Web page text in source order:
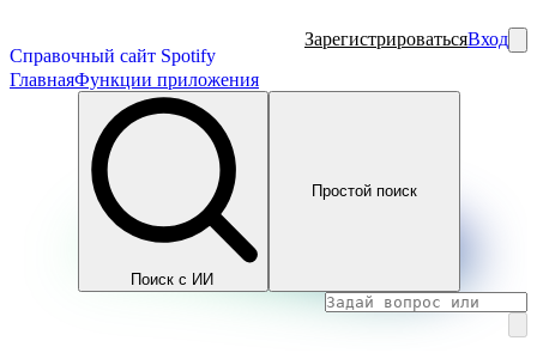
Справочный сайт Spotify
ЗарегистрироватьсяВход
ГлавнаяФункции приложения
Поиск с ИИ
Простой поиск